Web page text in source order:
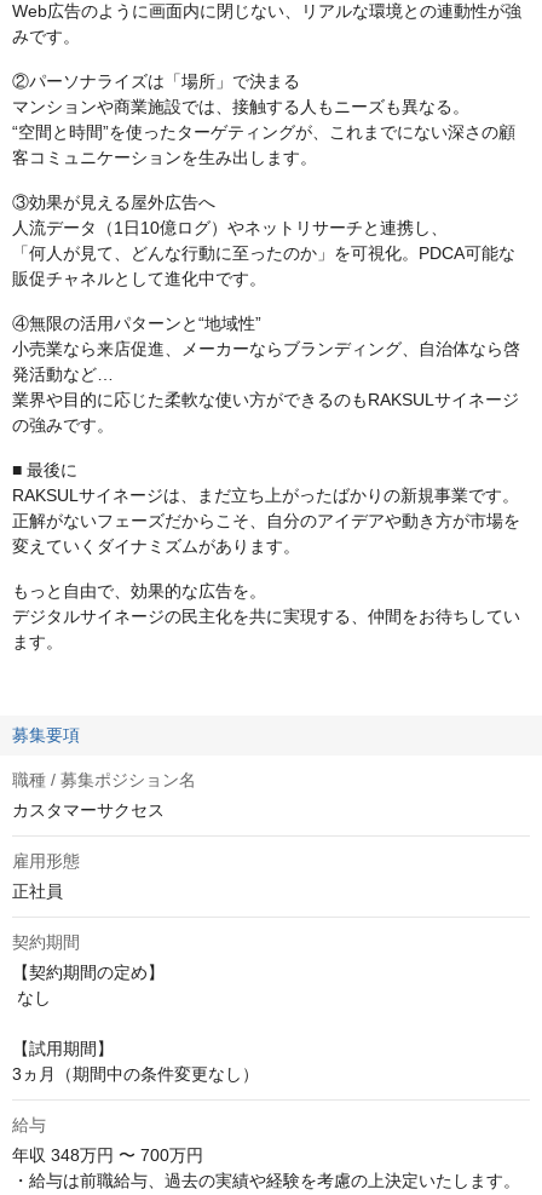
Web広告のように画面内に閉じない、リアルな環境との連動性が強
みです。
②パーソナライズは「場所」で決まる
マンションや商業施設では、接触する人もニーズも異なる。
“空間と時間”を使ったターゲティングが、これまでにない深さの顧
客コミュニケーションを生み出します。
③効果が見える屋外広告へ
人流データ（1日10億ログ）やネットリサーチと連携し、
「何人が見て、どんな行動に至ったのか」を可視化。PDCA可能な
販促チャネルとして進化中です。
④無限の活用パターンと“地域性”
小売業なら来店促進、メーカーならブランディング、自治体なら啓
発活動など…
業界や目的に応じた柔軟な使い方ができるのもRAKSULサイネージ
の強みです。
■ 最後に
RAKSULサイネージは、まだ立ち上がったばかりの新規事業です。
正解がないフェーズだからこそ、自分のアイデアや動き方が市場を
変えていくダイナミズムがあります。
もっと自由で、効果的な広告を。
デジタルサイネージの民主化を共に実現する、仲間をお待ちしてい
ます。
募集要項
職種 / 募集ポジション名
カスタマーサクセス
雇用形態
正社員
契約期間
【契約期間の定め】
【試用期間】
3ヵ月（期間中の条件変更なし）
給与
年収 348万円 〜 700万円
・給与は前職給与、過去の実績や経験を考慮の上決定いたします。